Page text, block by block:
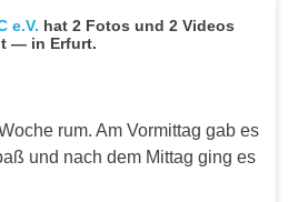
e.V. hat 2 Fotos und 2 Videos
— in Erfurt.
rum. Am Vormittag gab es
und nach dem Mittag ging es